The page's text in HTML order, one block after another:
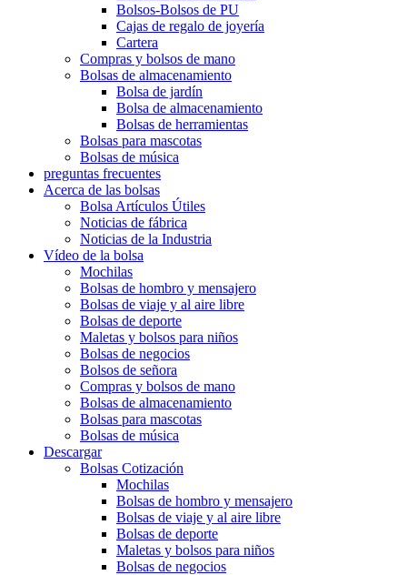
Bolsos-Bolsos de PU
Cajas de regalo de joyería
Cartera
Compras y bolsos de mano
Bolsas de almacenamiento
Bolsa de jardín
Bolsa de almacenamiento
Bolsas de herramientas
Bolsas para mascotas
Bolsas de música
preguntas frecuentes
Acerca de las bolsas
Bolsa Artículos Útiles
Noticias de fábrica
Noticias de la Industria
Vídeo de la bolsa
Mochilas
Bolsas de hombro y mensajero
Bolsas de viaje y al aire libre
Bolsas de deporte
Maletas y bolsos para niños
Bolsas de negocios
Bolsos de señora
Compras y bolsos de mano
Bolsas de almacenamiento
Bolsas para mascotas
Bolsas de música
Descargar
Bolsas Cotización
Mochilas
Bolsas de hombro y mensajero
Bolsas de viaje y al aire libre
Bolsas de deporte
Maletas y bolsos para niños
Bolsas de negocios